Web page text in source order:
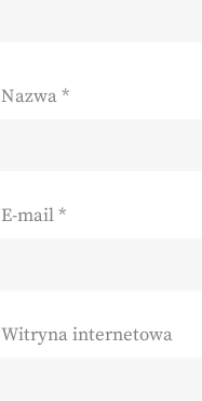
Nazwa*
E-mail*
Witryna internetowa